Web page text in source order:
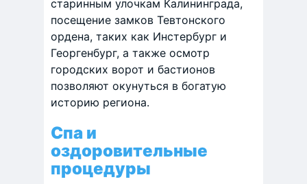
старинным улочкам Калининграда,
посещение замков Тевтонского
ордена, таких как Инстербург и
Георгенбург, а также осмотр
городских ворот и бастионов
позволяют окунуться в богатую
историю региона.
Спа и
оздоровительные
процедуры